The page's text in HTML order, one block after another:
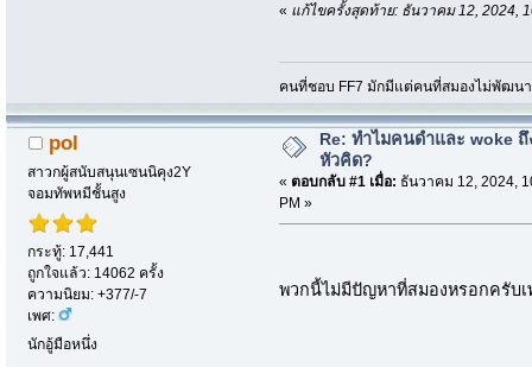
« แก้ไขครั้งสุดท้าย: ธันวาคม 12, 2024,
คนที่ชอบ FF7 มักมีแต่คนที่สมองไม่พัฒนา
pol
สาวกผู้สนับสนุนเซนนิคุง2Y
จอมทัพหมีชั้นสูง
กระทู้: 17,441
ถูกใจแล้ว: 14062 ครั้ง
ความนิยม: +377/-7
เพศ:
นักอู้มือหนึ่ง
Re: ทำไมคนดำและ woke ถึ
หัวคิด?
« ตอบกลับ #1 เมื่อ: ธันวาคม 12, 2024,
PM »
พวกนี้ไม่มีปัญหาที่สมองหรอกครับ